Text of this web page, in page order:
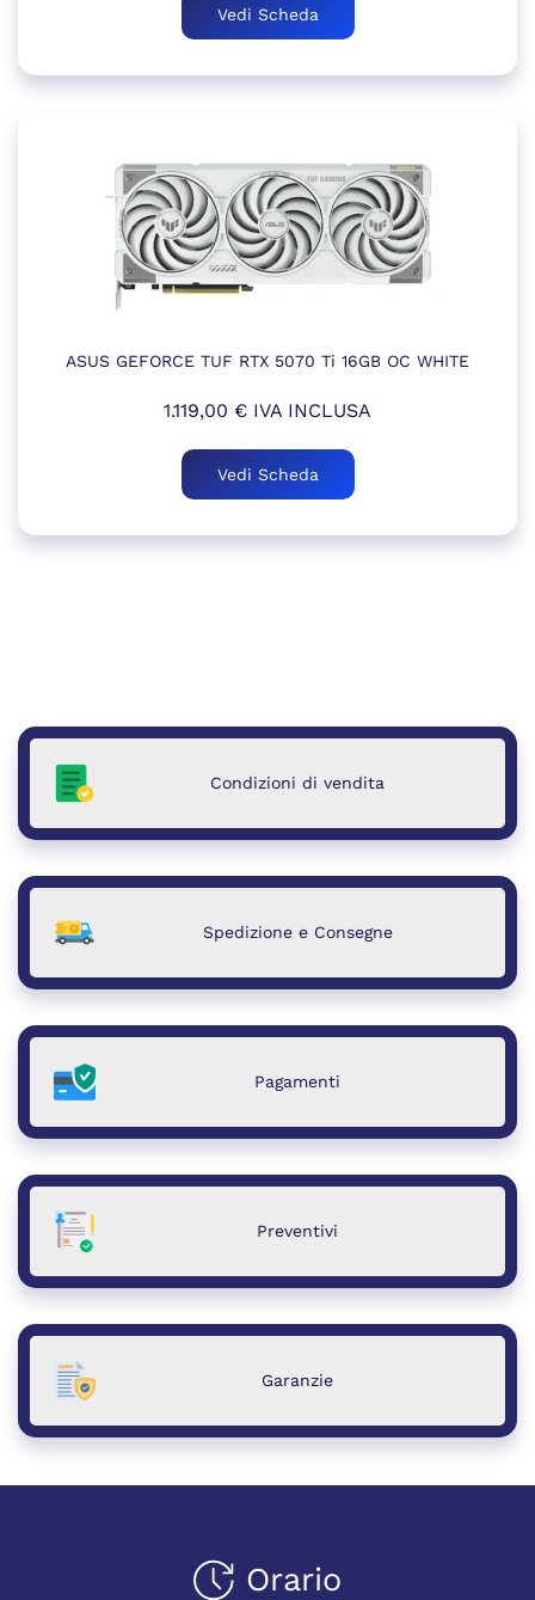
Vedi Scheda
ASUS GEFORCE TUF RTX 5070 Ti 16GB OC WHITE
1.119,00 € IVA INCLUSA
Vedi Scheda
Condizioni di vendita
Spedizione e Consegne
Pagamenti
Preventivi
Garanzie
Orario